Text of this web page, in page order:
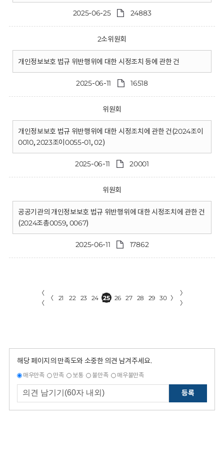
2025-06-25 24883
2소위원회
개인정보보호 법규 위반행위에 대한 시정조치 등에 관한 건
2025-06-11 16518
위원회
개인정보보호 법규 위반행위에 대한 시정조치에 관한 건(2024조이
0010, 2023조이0055-01, 02)
2025-06-11 20001
위원회
공공기관의 개인정보보호 법규 위반행위에 대한 시정조치에 관한 건
(2024조총0059, 0067)
2025-06-11 17862
〈
〈
〈 21 22 23 24 25 26 27 28 29 30 〉
〉
〉
해당 페이지의 만족도와 소중한 의견 남겨주세요.
매우만족 만족 보통 불만족 매우불만족
등록